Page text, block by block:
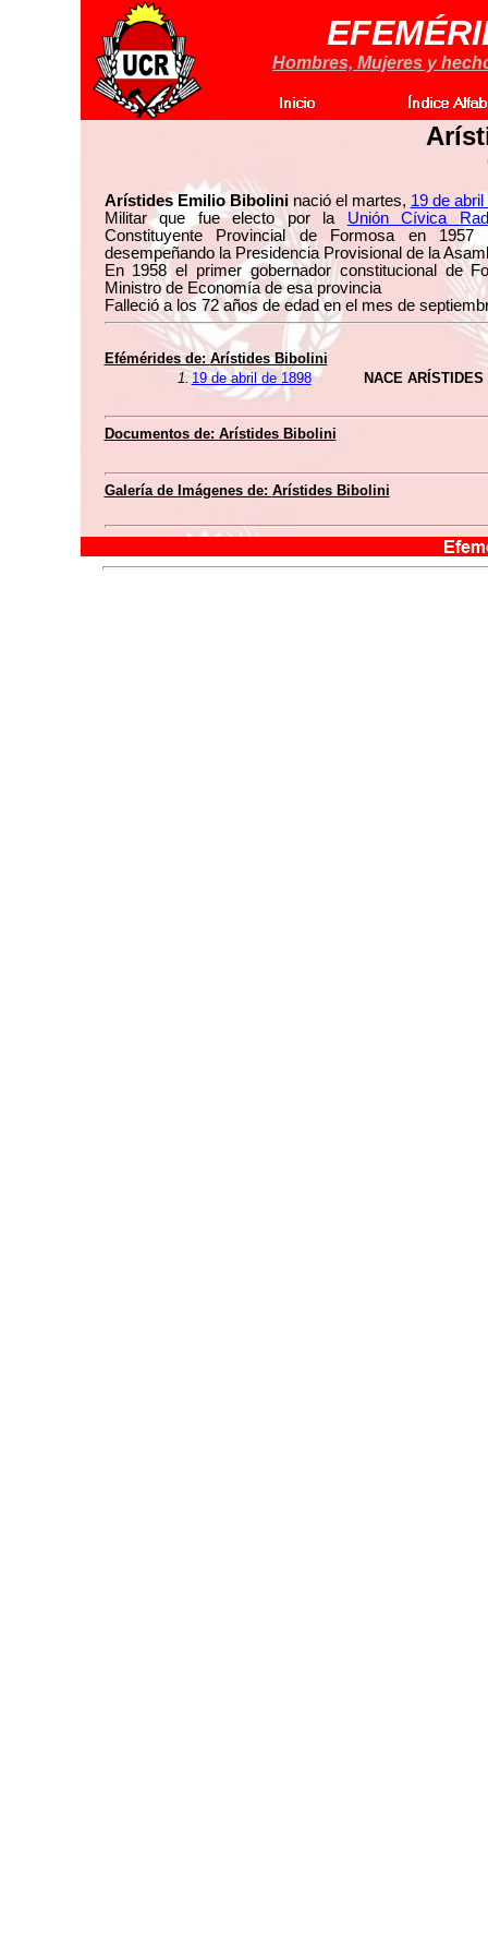
Hombres, Mujeres y
Arístides Emilio Bibolininació el martes, 19 de abril
Militar que fue electo por la Unión Cívica
Constituyente Provincial de Formosa en
desempeñando la Presidencia Provisional de la
En 1958 el primer gobernador constitucional de
Ministro de Economía de esa provincia
Falleció a los 72 años de edad en el mes de
Efémérides de: Arístides Bibolini
1.19 de abril de 1898 NACE
Documentos de: Arístides Bibolini
Galería de Imágenes de: Arístides Bibolini